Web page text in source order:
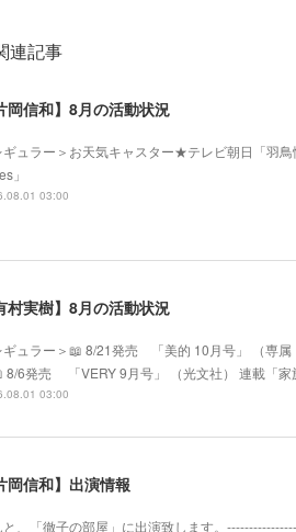
連記事
岡信和】8月の活動状況
ギュラー＞お天気キャスター★テレビ朝日「羽
」
03:00
村実樹】8月の活動状況
ギュラー＞📖 8/21発売 「美的 10月号」 （専
8/6発売 「VERY 9月号」 （光文社） 連載「家
03:00
岡信和】出演情報
と、「徹子の部屋」に出演致します。